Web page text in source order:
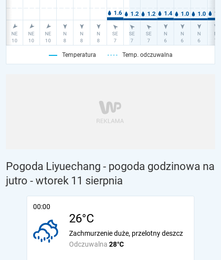
Temperatura Temp. odczuwalna
Pogoda Liyuechang - pogoda godzinowa na
jutro - wtorek 11 sierpnia
00:00
26°C
Odczuwalna 28°C
Zachmurzenie duże, przelotny deszcz